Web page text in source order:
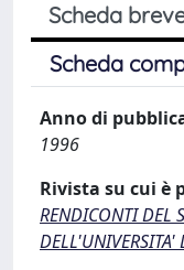
Scheda
Scheda
Anno di
1996
Rivista su cui è
RENDICONTI DEL
DELL'UNIVERSITA'